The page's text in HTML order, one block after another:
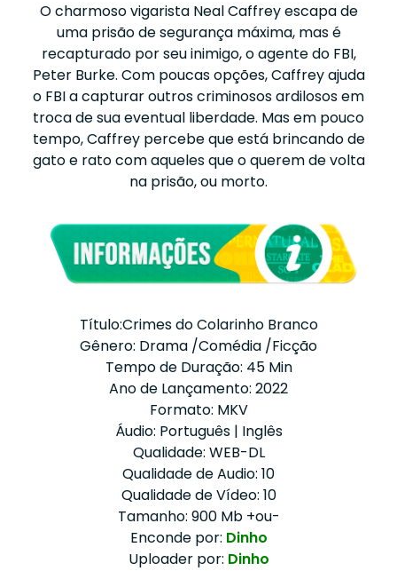
O charmoso vigarista Neal Caffrey escapa de
uma prisão de segurança máxima, mas é
recapturado por seu inimigo, o agente do FBI,
Peter Burke. Com poucas opções, Caffrey ajuda
o FBI a capturar outros criminosos ardilosos em
troca de sua eventual liberdade. Mas em pouco
tempo, Caffrey percebe que está brincando de
gato e rato com aqueles que o querem de volta
na prisão, ou morto.
Título:Crimes do Colarinho Branco
Gênero: Drama /Comédia /Ficção
Tempo de Duração: 45 Min
Ano de Lançamento: 2022
Formato: MKV
Áudio: Português | Inglês
Qualidade: WEB-DL
Qualidade de Audio: 10
Qualidade de Vídeo: 10
Tamanho: 900 Mb +ou-
Enconde por: Dinho
Uploader por: Dinho